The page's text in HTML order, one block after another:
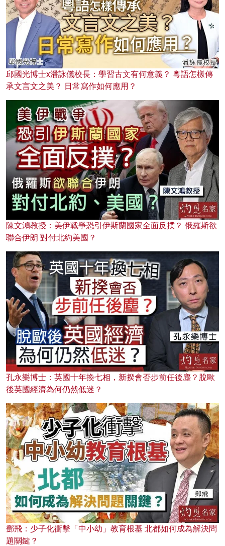
邱國光博士x潘詠儀校長：學習古文有何意義？ 粵語怎樣傳
承文言文之美？ 日常寫作如何應用？
陳文鴻教授：美伊戰爭恐引伊斯蘭國家全面反撲？ 俄羅斯欲
聯合伊朗 對付北約美國？
孔永樂博士：英國十年換七相，新揆會否步前任後塵？脫歐
後英國經濟為何仍然低迷？
鄧飛：少子化衝擊「中小幼」教育根基 北都如何成為解決問
題關鍵？